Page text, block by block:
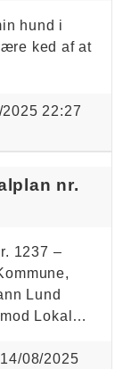
hund i
ked af at
2025 22:27
nr.
1237 –
Lund
Lokal…
14/08/2025